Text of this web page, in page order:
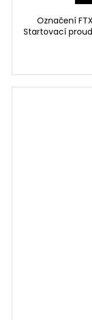
Označení
Startovací proud